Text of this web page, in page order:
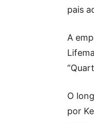
pais
A
O
por